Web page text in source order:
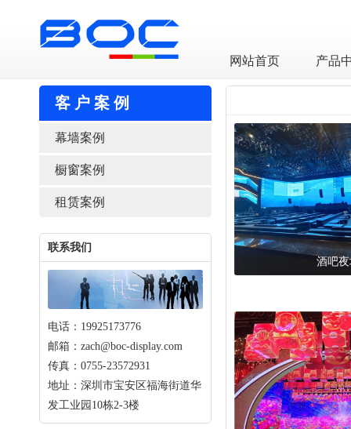
LED透明屏厂家
网站首页 产品
客户案例
幕墙案例
橱窗案例
租赁案例
联系我们
电话：19925173776
邮箱：zach@boc-display.com
传真：0755-23572931
地址：深圳市宝安区福海街道华
发工业园10栋2-3楼
酒吧夜